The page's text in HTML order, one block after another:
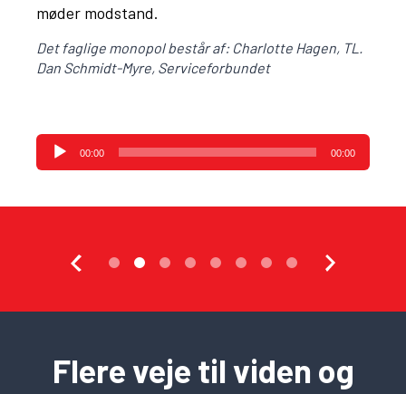
møder modstand.
Det faglige monopol består af: Charlotte Hagen, TL.
Dan Schmidt-Myre, Serviceforbundet
00:00 00:00
Flere veje til viden og